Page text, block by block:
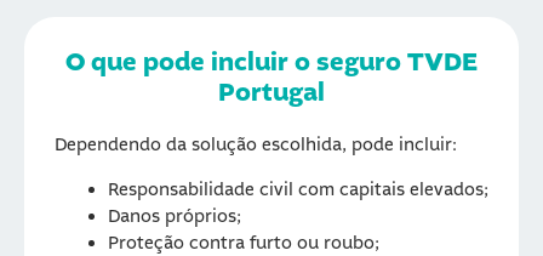
O que pode incluir o seguro TVDE
Portugal
Dependendo da solução escolhida, pode incluir:
Responsabilidade civil com capitais elevados;
Danos próprios;
Proteção contra furto ou roubo;